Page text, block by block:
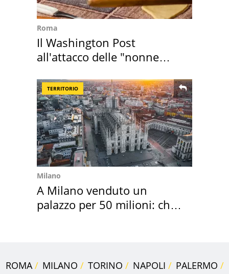
Roma
Il Washington Post
all'attacco delle "nonne
TERRITORIO
Milano
A Milano venduto un
palazzo per 50 milioni: chi
ROMA MILANO TORINO NAPOLI
PALERMO